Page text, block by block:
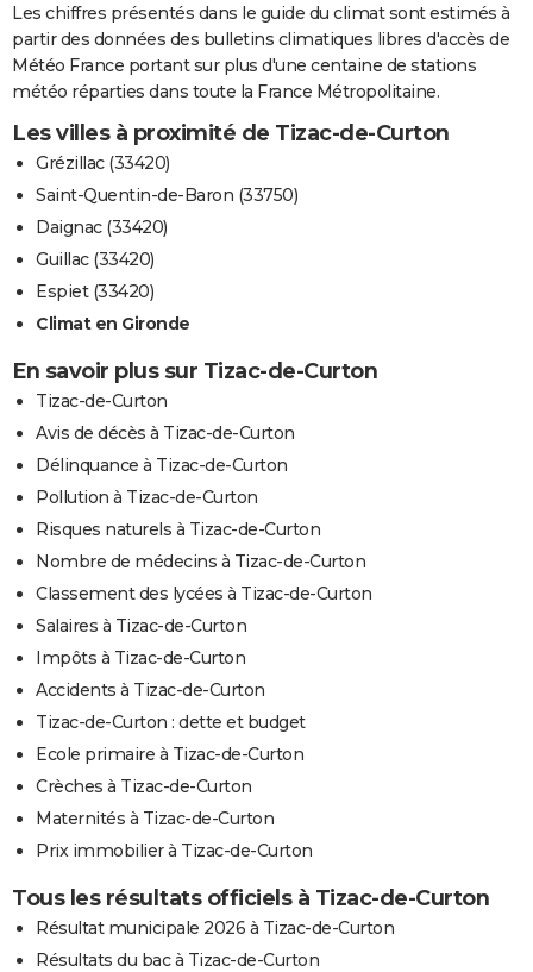
Les chiffres présentés dans le guide du climat sont estimés à
partir des données des bulletins climatiques libres d'accès de
Météo France portant sur plus d'une centaine de stations
météo réparties dans toute la France Métropolitaine.
Les villes à proximité de Tizac-de-Curton
Grézillac (33420)
Saint-Quentin-de-Baron (33750)
Daignac (33420)
Guillac (33420)
Espiet (33420)
Climat en Gironde
En savoir plus sur Tizac-de-Curton
Tizac-de-Curton
Avis de décès à Tizac-de-Curton
Délinquance à Tizac-de-Curton
Pollution à Tizac-de-Curton
Risques naturels à Tizac-de-Curton
Nombre de médecins à Tizac-de-Curton
Classement des lycées à Tizac-de-Curton
Salaires à Tizac-de-Curton
Impôts à Tizac-de-Curton
Accidents à Tizac-de-Curton
Tizac-de-Curton : dette et budget
Ecole primaire à Tizac-de-Curton
Crèches à Tizac-de-Curton
Maternités à Tizac-de-Curton
Prix immobilier à Tizac-de-Curton
Tous les résultats officiels à Tizac-de-Curton
Résultat municipale 2026 à Tizac-de-Curton
Résultats du bac à Tizac-de-Curton